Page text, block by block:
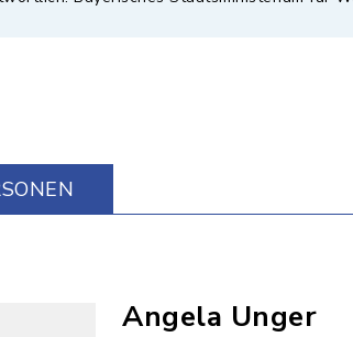
Angela Unger